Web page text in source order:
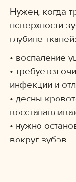
Нужен, когда
поверхности
глубине тканей:
• воспаление
• требуется
инфекции и
• дёсны
• нужно
вокруг зубов